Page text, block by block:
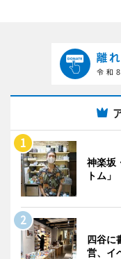
神楽坂
トム
四谷に
営、イ